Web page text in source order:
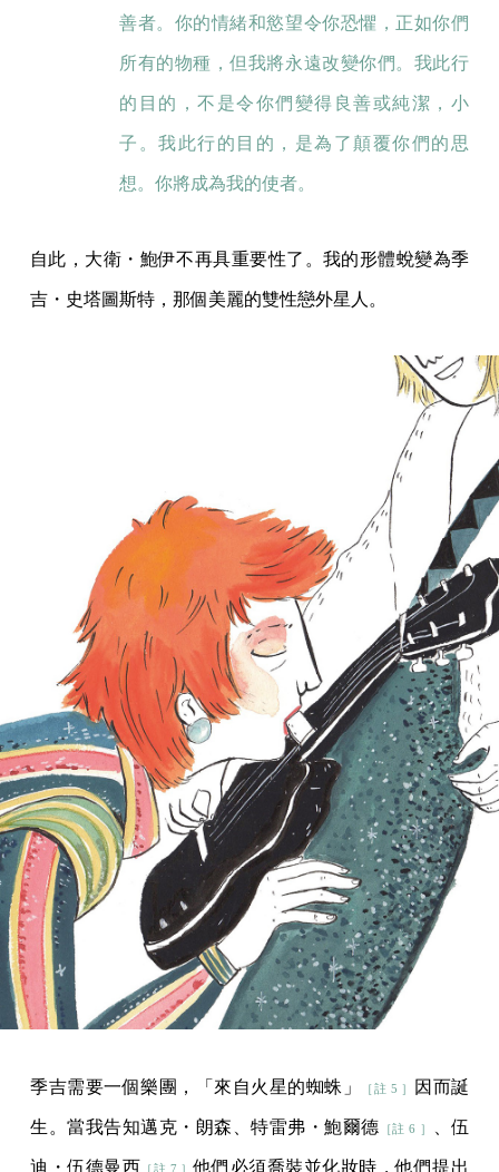
善者。你的情緒和慾望令你恐懼，正如你們
所有的物種，但我將永遠改變你們。我此行
的目的，不是令你們變得良善或純潔，小
子。我此行的目的，是為了顛覆你們的思
想。你將成為我的使者。
自此，大衛・鮑伊不再具重要性了。我的形體蛻變為季
吉・史塔圖斯特，那個美麗的雙性戀外星人。
季吉需要一個樂團，「來自火星的蜘蛛」 ［註 5 ］ 因而誕
生。當我告知邁克・朗森、特雷弗・鮑爾德 ［註 6 ］ 、伍
迪・伍德曼西 ［註 7 ］他們必須喬裝並化妝時，他們提出